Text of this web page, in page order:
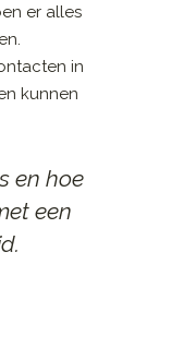
er alles
in
kunnen
en hoe
een